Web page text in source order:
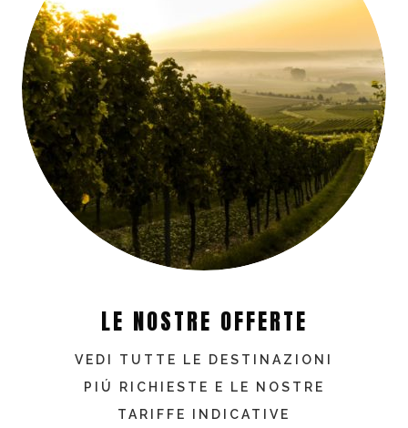
LE NOSTRE OFFERTE
VEDI TUTTE LE DESTINAZIONI
PIÚ RICHIESTE E LE NOSTRE
TARIFFE INDICATIVE